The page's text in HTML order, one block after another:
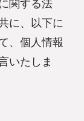
関する法
に、以下に
、個人情報
いたしま